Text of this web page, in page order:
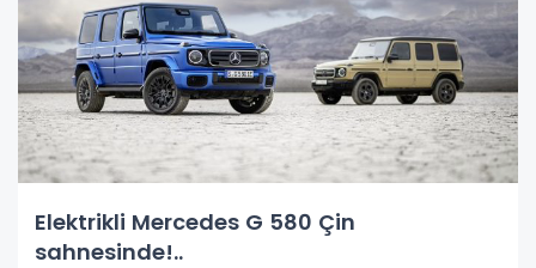
Elektrikli Mercedes G 580 Çin
sahnesinde!..